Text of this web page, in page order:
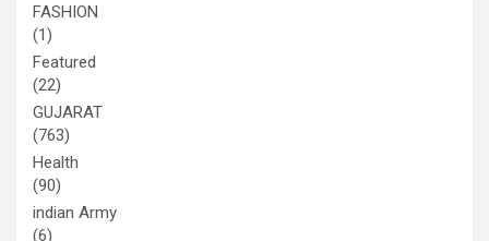
FASHION
(1)
Featured
(22)
GUJARAT
(763)
Health
(90)
indian Army
(6)